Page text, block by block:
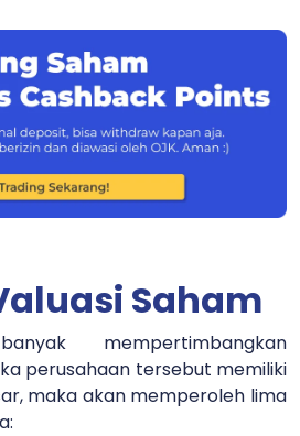
Saham
mempertimbangkan
perusahaan tersebut memiliki
maka akan memperoleh lima